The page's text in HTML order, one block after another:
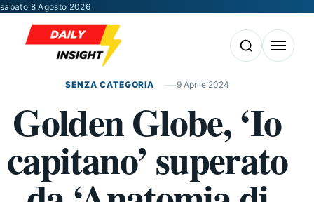
Vai al contenuto
sabato 8 Agosto 2026
Apri la ricerca
Apri il
SENZA CATEGORIA 9 Aprile 2024
Golden Globe, ‘Io
capitano’ superato